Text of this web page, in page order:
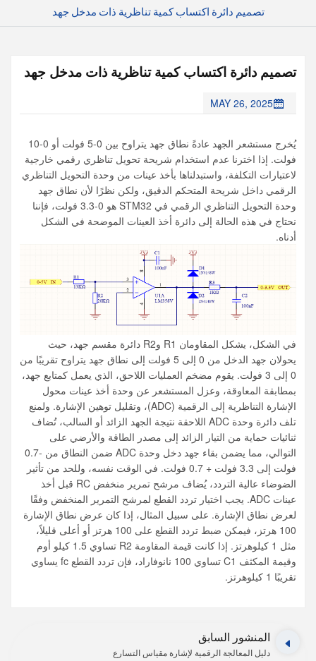
تصميم دائرة اكتساب كمية تناظرية ذات مدخل جهد
تصميم دائرة اكتساب كمية تناظرية ذات مدخل جهد
MAY 26, 2025
يُخرج مستشعر الجهد عادةً نطاق جهد يتراوح بين 0-5 فولت أو 0-10
فولت. إذا اخترنا عدم استخدام شريحة تحويل تناظري رقمي خارجية
لاعتبارات التكلفة، واستبدلناها بأخذ عينات من وحدة التحويل التناظري
الرقمي داخل شريحة المتحكم الدقيق، ولكن نظرًا لأن نطاق جهد
وحدة التحويل التناظري الرقمي في STM32 هو 0-3.3 فولت، فإننا
نحتاج في هذه الحالة إلى دائرة أخذ العينات الموضحة في الشكل
أدناه.
في الشكل، يشكل المقاومان R1 وR2 دائرة مقسم جهد، حيث
يحولان جهد الدخل من 0 إلى 5 فولت إلى نطاق جهد يتراوح تقريبًا من
0 إلى 3 فولت. يقوم مضخم العمليات اللاحق، الذي يعمل كمتابع جهد،
بمطابقة المعاوقة، وعزل المستشعر عن وحدة أخذ عينات محول
الإشارة التناظرية إلى الرقمية (ADC)، وتقليل توهين الإشارة. ولمنع
تلف دائرة وحدة ADC اللاحقة نتيجة الجهد الزائد أو السالب، تُضاف
ثنائيات حماية من التيار الزائد إلى مصدر الطاقة والأرضي على
التوالي، مما يضمن بقاء جهد دخل وحدة ADC ضمن النطاق من -0.7
فولت إلى 3.3 فولت + 0.7 فولت. في الوقت نفسه، وللحد من تأثير
الضوضاء عالية التردد، يُضاف مرشح تمرير منخفض RC قبل أخذ
عينات ADC. يجب اختيار تردد القطع لمرشح التمرير المنخفض وفقًا
لعرض نطاق الإشارة. على سبيل المثال، إذا كان عرض نطاق الإشارة
100 هرتز، فيمكن ضبط تردد القطع على 100 هرتز أو أعلى قليلاً،
مثل 1 كيلوهرتز. إذا كانت قيمة المقاومة R2 تساوي 1.5 كيلو أوم
وقيمة المكثف C1 تساوي 100 نانوفاراد، فإن تردد القطع fc يساوي
تقريبًا 1 كيلوهرتز.
المنشور السابق
دليل المعالجة الرقمية لإشارة مقياس التسارع